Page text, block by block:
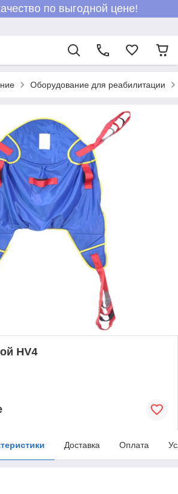
по выгодной цене!
Оборудование для реабилитации
HV4
Доставка Оплата